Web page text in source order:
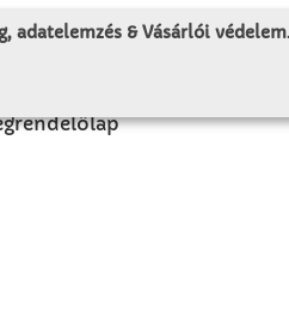
egy pillantásra!
adatelemzés & Vásárlói védelem.